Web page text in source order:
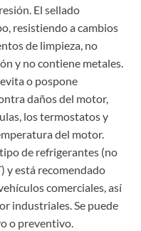
El sellado
resistiendo a cambios
de limpieza, no
y no contiene metales.
o pospone
daños del motor,
los termostatos y
del motor.
de refrigerantes (no
y está recomendado
comerciales, así
industriales. Se puede
o preventivo.